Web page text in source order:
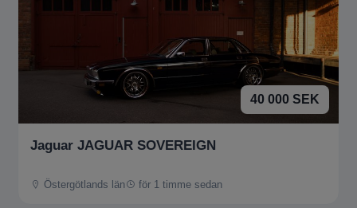
40 000 SEK
Jaguar JAGUAR SOVEREIGN
Östergötlands län för 1 timme sedan